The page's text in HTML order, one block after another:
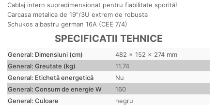
Cablaj intern supradimensionat pentru fiabilitate sporită!
Carcasa metalica de 19"/3U extrem de robusta
Schukos albastru german 16A (CEE 7/4)
SPECIFICATII TEHNICE
General: Dimensiuni (cm)
482 x 152 x 274 mm
General: Greutate (kg)
11.74
General: Etichetă energetică
Nu
General: Consum de energie W
160
General: Culoare
negru